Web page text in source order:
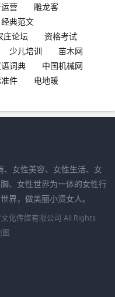
营
雕龙客
经典范文
庄论坛
资格考试
少儿培训
苗木网
词典
中国机械网
件
电地暖
女性美容、女性生活、女
、女性世界为一体的女性行
界，做美丽小资女人。
化传媒有限公司 All Rights
图